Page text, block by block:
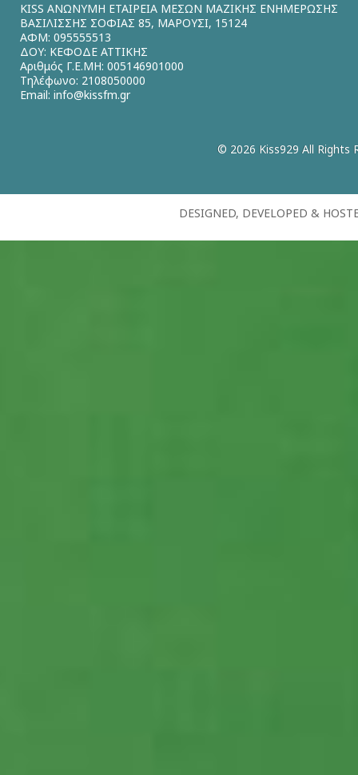
KISS ΑΝΩΝΥΜΗ ΕΤΑΙΡΕΙΑ ΜΕΣΩΝ ΜΑΖΙΚΗΣ ΕΝΗΜΕΡΩΣΗΣ
ΒΑΣΙΛΙΣΣΗΣ ΣΟΦΙΑΣ 85, ΜΑΡΟΥΣΙ, 15124
ΑΦΜ: 095555513
ΔΟΥ: ΚΕΦΟΔΕ ΑΤΤΙΚΗΣ
Αριθμός Γ.Ε.ΜΗ: 005146901000
Τηλέφωνο: 2108050000
Email: info@kissfm.gr
© 2026 Kiss929 All Rights
DESIGNED, DEVELOPED &